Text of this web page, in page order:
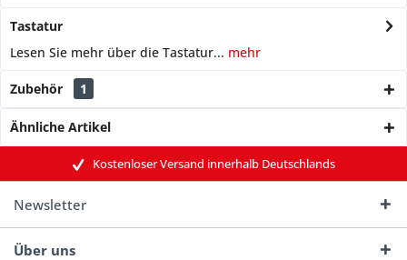
Tastatur
Lesen Sie mehr über die Tastatur... mehr
Zubehör 1
Ähnliche Artikel
Kostenloser Versand innerhalb Deutschlands
Newsletter
Über uns